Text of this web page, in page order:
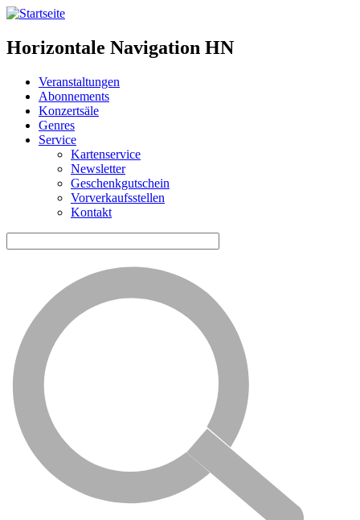
Horizontale Navigation HN
Veranstaltungen
Abonnements
Konzertsäle
Genres
Service
Kartenservice
Newsletter
Geschenkgutschein
Vorverkaufsstellen
Kontakt